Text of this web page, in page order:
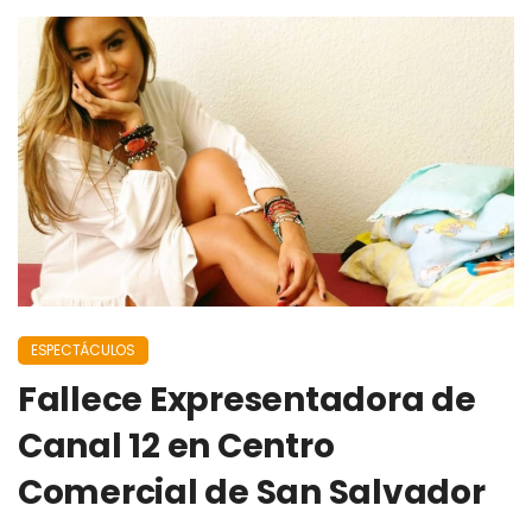
ESPECTÁCULOS
Fallece Expresentadora de
Canal 12 en Centro
Comercial de San Salvador